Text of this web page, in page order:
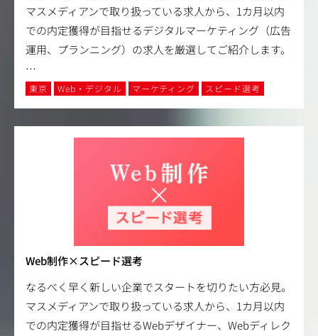
マスメディアンで取り扱っている求人から、1カ月以内
での内定獲得が目指せるデジタルマーケティング（広告
運用、プランニング）の求人を厳選してご紹介します。
…
東京 Web・デジタル マーケティング スピード選考
Web制作×スピード選考
なるべく早く新しい企業でスタートを切りたい方必見。
マスメディアンで取り扱っている求人から、1カ月以内
での内定獲得が目指せるWebデザイナー、Webディレク